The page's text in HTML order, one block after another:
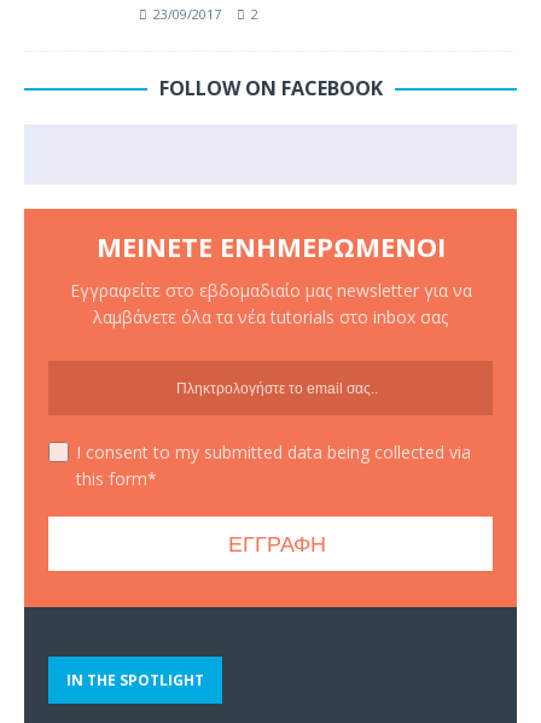
23/09/2017 2
FOLLOW ON FACEBOOK
ΜΕΊΝΕΤΕ ΕΝΗΜΕΡΩΜΈΝΟΙ
Εγγραφείτε στο εβδομαδιαίο μας newsletter για να
λαμβάνετε όλα τα νέα tutorials στο inbox σας
I consent to my submitted data being collected via
this form*
IN THE SPOTLIGHT